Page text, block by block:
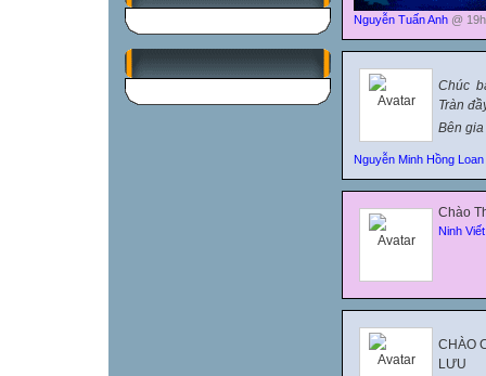
Nguyễn Tuấn Anh @
Chúc
Tràn
Bên
Nguyễn Minh Hồng Loan
Chào
Ninh
CHÀO
LƯU